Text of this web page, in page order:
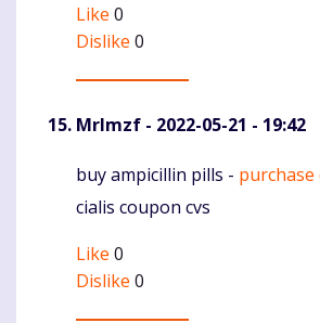
Like 0
Dislike 0
Mrlmzf - 2022-05-21 - 19:42
Komentaras
buy ampicillin pills -
cialis coupon cvs
Like 0
Dislike 0